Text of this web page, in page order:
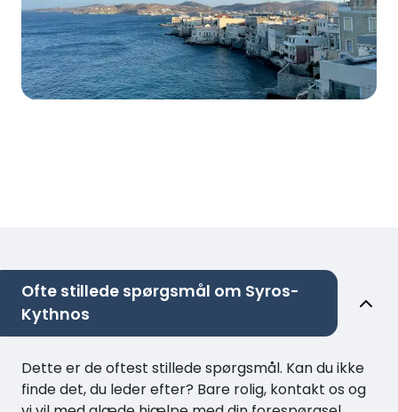
Ofte stillede spørgsmål om Syros-
Kythnos
Dette er de oftest stillede spørgsmål. Kan du ikke
finde det, du leder efter? Bare rolig, kontakt os og